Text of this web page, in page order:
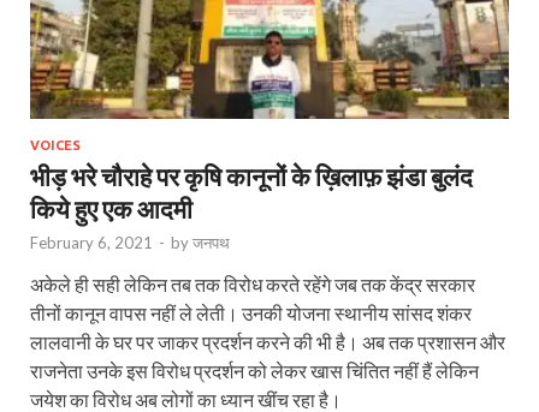
VOICES
भीड़ भरे चौराहे पर कृषि कानूनों के ख़िलाफ़ झंडा बुलंद
किये हुए एक आदमी
February 6, 2021 - byजनपथ
अकेले ही सही लेकिन तब तक विरोध करते रहेंगे जब तक केंद्र सरकार
तीनों कानून वापस नहीं ले लेती। उनकी योजना स्थानीय सांसद शंकर
लालवानी के घर पर जाकर प्रदर्शन करने की भी है। अब तक प्रशासन और
राजनेता उनके इस विरोध प्रदर्शन को लेकर खास चिंतित नहीं हैं लेकिन
जयेश का विरोध अब लोगों का ध्यान खींच रहा है।